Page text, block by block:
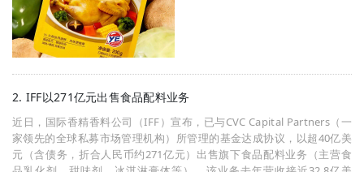
2. IFF以271亿元出售食品配料业务
近日，国际香精香料公司（IFF）宣布，已与CVC Capital Partners（一
家领先的全球私募市场管理机构）所管理的基金达成协议，以超40亿美
元（含债务，折合人民币约271亿元）出售旗下食品配料业务（主营食